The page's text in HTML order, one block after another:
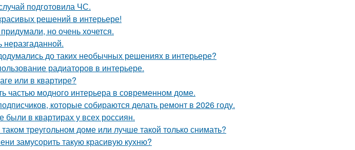
подготовила ЧС.
решений в интерьере!
но очень хочется.
неразгаданной.
до таких необычных решениях в интерьере?
радиаторов в интерьере.
или в квартире?
частью модного интерьера в современном доме.
которые собираются делать ремонт в 2026 году.
в квартирах у всех россиян.
треугольном доме или лучше такой только снимать?
замусорить такую красивую кухню?